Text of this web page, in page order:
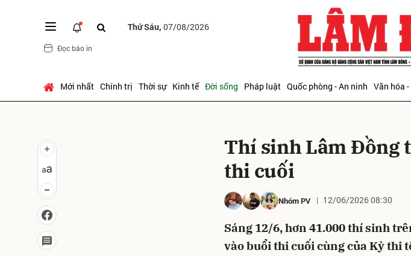
Thứ Sáu, 07/08/2026
Đọc báo in
Mới nhất Chính trị Thời sự Kinh tế Đời sống Pháp luật Quốc phòng - An ninh Văn hóa
Thí sinh Lâm Đồng
thi cuối
Nhóm PV 12/06/2026 08:30
Sáng 12/6, hơn 41.000 thí sinh
vào buổi thi cuối cùng của Kỳ thi
Gửi bình luận